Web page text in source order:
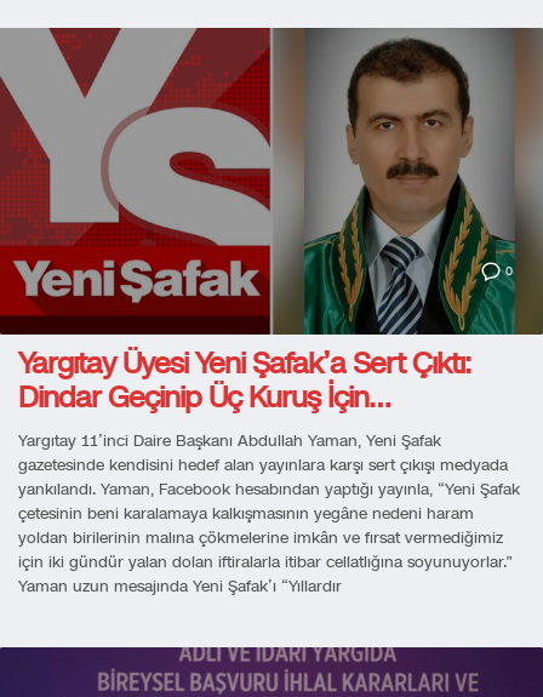
0
Yargıtay Üyesi Yeni Şafak’a Sert Çıktı:
Dindar Geçinip Üç Kuruş İçin…
Yargıtay 11’inci Daire Başkanı Abdullah Yaman, Yeni Şafak
gazetesinde kendisini hedef alan yayınlara karşı sert çıkışı medyada
yankılandı. Yaman, Facebook hesabından yaptığı yayınla, “Yeni Şafak
çetesinin beni karalamaya kalkışmasının yegâne nedeni haram
yoldan birilerinin malına çökmelerine imkân ve fırsat vermediğimiz
için iki gündür yalan dolan iftiralarla itibar cellatlığına soyunuyorlar.”
Yaman uzun mesajında Yeni Şafak’ı “Yıllardır